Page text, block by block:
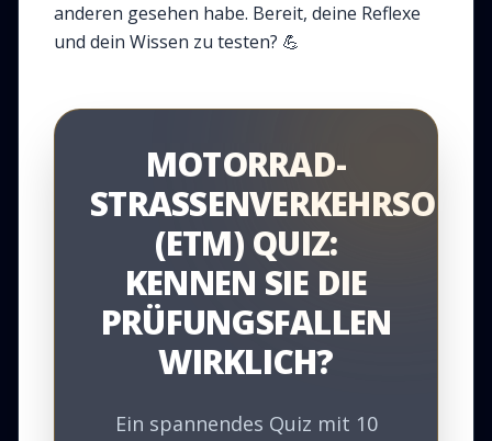
anderen gesehen habe. Bereit, deine Reflexe
und dein Wissen zu testen? 💪
MOTORRAD-
ETM) QUIZ: K
ENNEN SIE DIE P
RÜFUNGSFALLEN W
IRKLICH?
Ein spannendes Quiz mit 10